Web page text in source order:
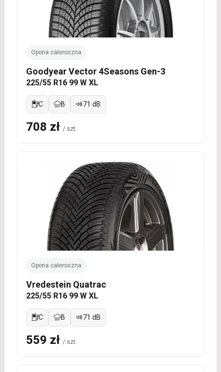
Opona całoroczna
Goodyear Vector 4Seasons Gen-3
225/55 R16 99 W XL
C B 71 dB
708 zł / szt.
Opona całoroczna
Vredestein Quatrac
225/55 R16 99 W XL
C B 71 dB
559 zł / szt.